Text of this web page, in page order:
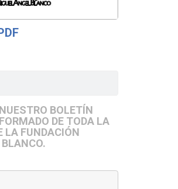
BOLETÍN
DE TODA LA
LA FUNDACIÓN